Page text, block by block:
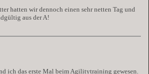
hatten wir dennoch einen sehr netten Tag und
aus der A!
ich das erste Mal beim Agilitytraining gewesen.